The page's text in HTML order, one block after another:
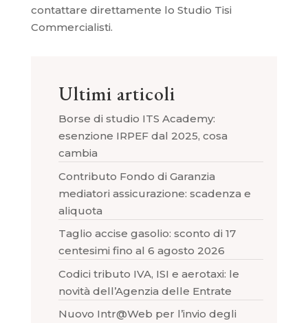
contattare direttamente lo Studio Tisi
Commercialisti.
Ultimi articoli
Borse di studio ITS Academy:
esenzione IRPEF dal 2025, cosa
cambia
Contributo Fondo di Garanzia
mediatori assicurazione: scadenza e
aliquota
Taglio accise gasolio: sconto di 17
centesimi fino al 6 agosto 2026
Codici tributo IVA, ISI e aerotaxi: le
novità dell’Agenzia delle Entrate
Nuovo Intr@Web per l’invio degli